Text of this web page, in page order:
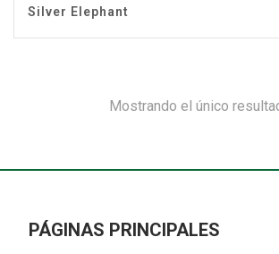
Silver Elephant
Mostrando el único
PÁGINAS PRINCIPALES